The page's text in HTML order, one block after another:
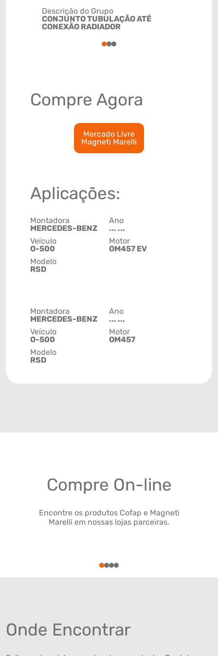
Descrição do Grupo
CONJUNTO TUBULAÇÃO ATÉ
CONEXÃO RADIADOR
123
Compre Agora
Mercado Livre
Magneti Marelli
Aplicações:
Montadora
MERCEDES-BENZ
Veículo
O-500
Modelo
RSD
Ano
... ...
Motor
OM457 EV
Montadora
MERCEDES-BENZ
Veículo
O-500
Modelo
RSD
Ano
... ...
Motor
OM457
Compre On-line
Encontre os produtos Cofap e Magneti
Marelli em nossas lojas parceiras.
1234
Onde Encontrar